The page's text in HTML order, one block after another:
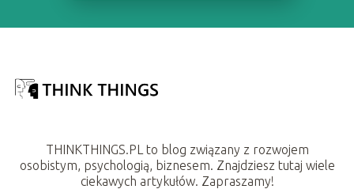
THINKTHINGS.PL to blog związany z rozwojem
osobistym, psychologią, biznesem. Znajdziesz tutaj wiele
ciekawych artykułów. Zapraszamy!